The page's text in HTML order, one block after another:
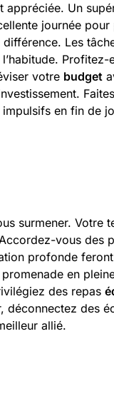
appréciée. Un
journée
Les
votre budget
en fin de
surmener. Votre
vous des
profonde
en
des repas
déconnectez des
allié.